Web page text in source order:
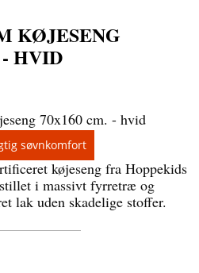
søvnkomfort
KØJESENG
HVID
køjeseng fra Hoppekids
i massivt fyrretræ og
lak uden skadelige stoffer.